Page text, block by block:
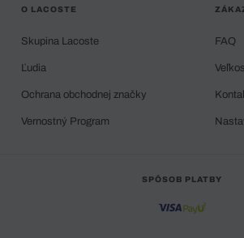
O LACOSTE
Skupina Lacoste
Ľudia
Ochrana obchodnej značky
Vernostný Program
FAQ
SPÔSOB PLATBY